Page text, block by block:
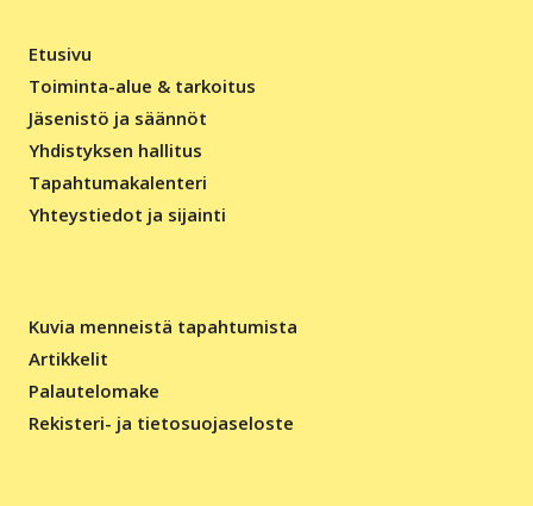
Etusivu
Toiminta-alue & tarkoitus
Jäsenistö ja säännöt
Yhdistyksen hallitus
Tapahtumakalenteri
Yhteystiedot ja sijainti
Kuvia menneistä tapahtumista
Artikkelit
Palautelomake
Rekisteri- ja tietosuojaseloste